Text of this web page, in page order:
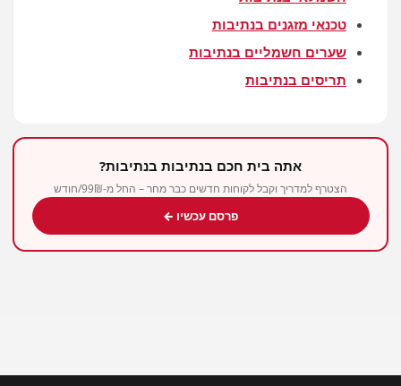
טכנאי מזגנים בנתיבות
שערים חשמליים בנתיבות
תריסים בנתיבות
אתה בית חכם בנתיבות בנתיבות?
הצטרף למדריך וקבל לקוחות חדשים כבר מחר – החל מ-99₪/חודש
פרסם עכשיו ←